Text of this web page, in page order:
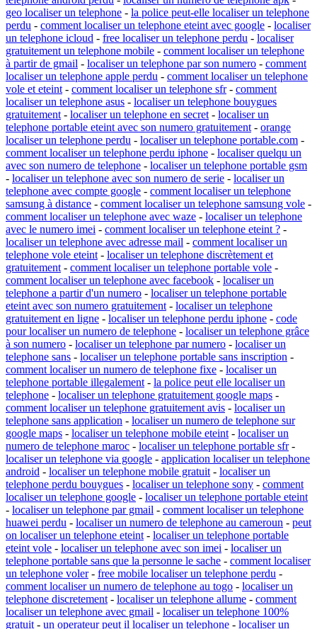
geo localiser un telephone - la police peut-elle localiser un telephone
perdu - comment localiser un telephone eteint avec google - localiser
un telephone icloud - free localiser un telephone perdu - localiser
gratuitement un telephone mobile - comment localiser un telephone
à partir de gmail - localiser un telephone par son numero - comment
localiser un telephone apple perdu - comment localiser un telephone
vole et eteint - comment localiser un telephone sfr- comment
localiser un telephone asus - localiser un telephone bouygues
gratuitement - localiser un telephone en secret - localiser un
telephone portable eteint avec son numero gratuitement - orange
localiser un telephone perdu - localiser un telephone portable.com -
comment localiser un telephone perdu iphone - localiser quelqu un
avec son numero de telephone - localiser un telephone portable gsm
- localiser un telephone avec son numero de serie - localiser un
telephone avec compte google - comment localiser un telephone
samsung à distance - comment localiser un telephone samsung vole -
comment localiser un telephone avec waze - localiser un telephone
avec le numero imei - comment localiser un telephone eteint ? -
localiser un telephone avec adresse mail - comment localiser un
telephone vole eteint - localiser un telephone discrètement et
gratuitement - comment localiser un telephone portable vole -
comment localiser un telephone avec facebook - localiser un
telephone a partir d'un numero - localiser un telephone portable
eteint avec son numero gratuitement - localiser un telephone
gratuitement en ligne - localiser un telephone perdu iphone - code
pour localiser un numero de telephone - localiser un telephone grâce
à son numero - localiser un telephone par numero - localiser un
telephone sans - localiser un telephone portable sans inscription -
comment localiser un numero de telephone fixe - localiser un
telephone portable illegalement - la police peut elle localiser un
telephone - localiser un telephone gratuitement google maps -
comment localiser un telephone gratuitement avis - localiser un
telephone sans application - localiser un numero de telephone sur
google maps - localiser un telephone mobile eteint - localiser un
numero de telephone maroc - localiser un telephone portable sfr-
localiser un telephone via google - application localiser un telephone
android - localiser un telephone mobile gratuit - localiser un
telephone perdu bouygues - localiser un telephone sony - comment
localiser un telephone google - localiser un telephone portable eteint
- localiser un telephone par gmail - comment localiser un telephone
huawei perdu - localiser un numero de telephone au cameroun - peut
on localiser un telephone eteint - localiser un telephone portable
eteint vole - localiser un telephone avec son imei - localiser un
telephone portable sans que la personne le sache - comment localiser
un telephone voler- free mobile localiser un telephone perdu -
comment localiser un numero de telephone au togo - localiser un
telephone discretement - localiser un telephone allume - comment
localiser un telephone avec gmail - localiser un telephone 100%
gratuit - un operateur peut il localiser un telephone - localiser un